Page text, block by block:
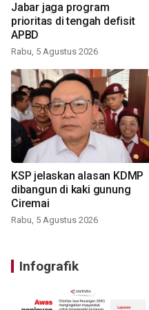
Jabar jaga program
prioritas di tengah defisit
APBD
Rabu, 5 Agustus 2026
KSP jelaskan alasan KDMP
dibangun di kaki gunung
Ciremai
Rabu, 5 Agustus 2026
Infografik